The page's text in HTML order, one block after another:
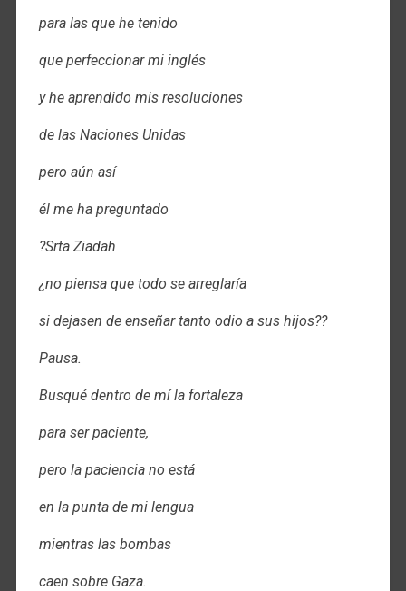
para las que he tenido
que perfeccionar mi inglés
y he aprendido mis resoluciones
de las Naciones Unidas
pero aún así
él me ha preguntado
?Srta Ziadah
¿no piensa que todo se arreglaría
si dejasen de enseñar tanto odio a sus hijos??
Pausa.
Busqué dentro de mí la fortaleza
para ser paciente,
pero la paciencia no está
en la punta de mi lengua
mientras las bombas
caen sobre Gaza.